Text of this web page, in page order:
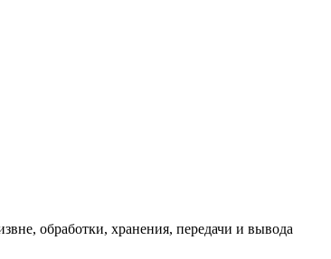
обработки, хранения, передачи и вывода